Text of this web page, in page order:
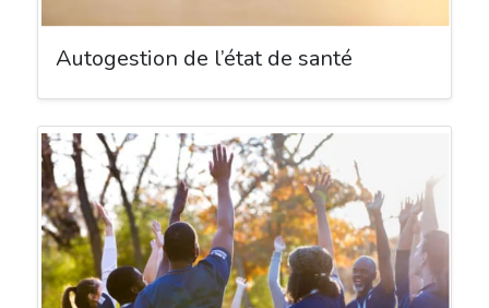
Autogestion de l’état de santé